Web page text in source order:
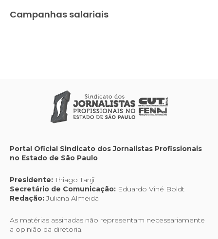
Campanhas salariais
Portal Oficial Sindicato dos Jornalistas Profissionais
no Estado de São Paulo
Presidente:Thiago Tanji
Secretário de Comunicação: Eduardo Viné Boldt
Redação:Juliana Almeida
As matérias assinadas não representam necessariamente
a opinião da diretoria.